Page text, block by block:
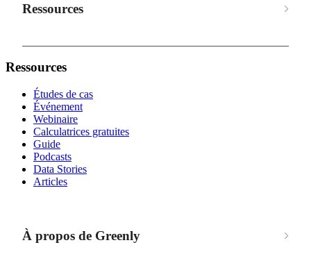
Ressources
Ressources
Études de cas
Événement
Webinaire
Calculatrices gratuites
Guide
Podcasts
Data Stories
Articles
À propos de Greenly